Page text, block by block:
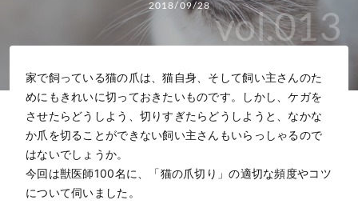
2018/09/28
vol.013
家で飼っている猫の爪は、猫自身、そして飼い主さんのた
めにもきれいに切っておきたいものです。しかし、ケガを
させたらどうしよう、切りすぎたらどうしようと、なかな
か爪を切ることができない飼い主さんもいらっしゃるので
はないでしょうか。
今回は獣医師100名に、「猫の爪切り」の適切な頻度やコツ
について伺いました。